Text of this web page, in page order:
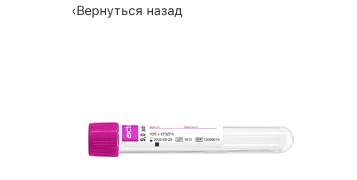
‹Вернуться назад